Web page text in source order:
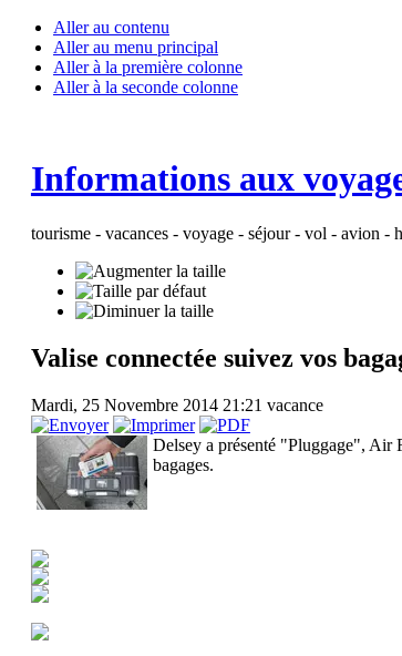
Aller au contenu
Aller au menu principal
Aller à la première colonne
Aller à la seconde colonne
Informations aux
tourisme - vacances - voyage - séjour - vol - avion -
Valise connectée suivez vos
Mardi, 25 Novembre 2014 21:21 vacance
Delsey a présenté "Pluggage", Air
bagages.